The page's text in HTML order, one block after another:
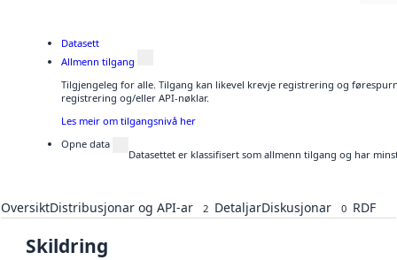
Datasett
Allmenn tilgang
Tilgjengeleg for alle. Tilgang kan likevel krevje registrering og
registrering og/eller API-nøklar.
Les meir om tilgangsnivå her
Opne data
Datasettet er klassifisert som allmenn tilgang og har
OversiktDistribusjonar og API-ar 2 DetaljarDiskusjonar 0 RDF
Skildring